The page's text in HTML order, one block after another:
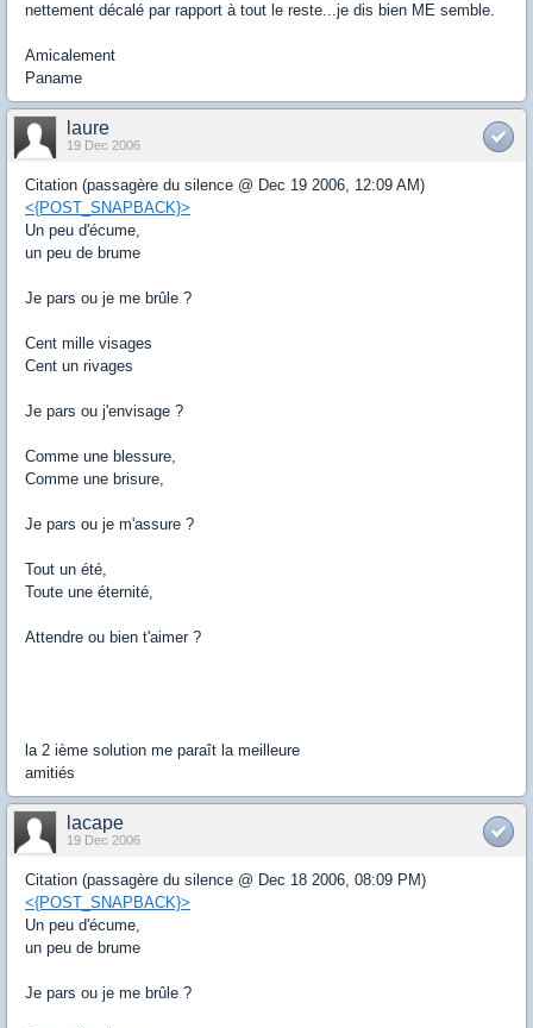
nettement décalé par rapport à tout le reste...je dis bien ME semble.
Amicalement
Paname
laure
19 Dec 2006
Citation (passagère du silence @ Dec 19 2006, 12:09 AM)
<{POST_SNAPBACK}>
Un peu d'écume,
un peu de brume
Je pars ou je me brûle ?
Cent mille visages
Cent un rivages
Je pars ou j'envisage ?
Comme une blessure,
Comme une brisure,
Je pars ou je m'assure ?
Tout un été,
Toute une éternité,
Attendre ou bien t'aimer ?
la 2 ième solution me paraît la meilleure
amitiés
lacape
19 Dec 2006
Citation (passagère du silence @ Dec 18 2006, 08:09 PM)
<{POST_SNAPBACK}>
Un peu d'écume,
un peu de brume
Je pars ou je me brûle ?